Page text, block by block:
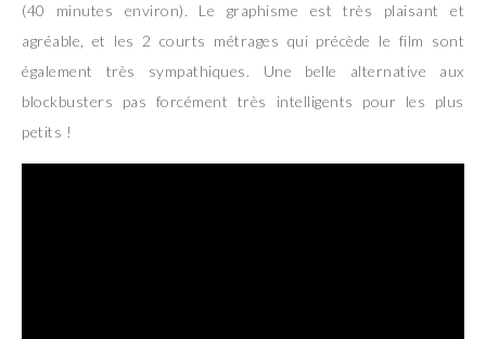
(40 minutes environ). Le graphisme est très plaisant et
agréable, et les 2 courts métrages qui précède le film sont
également très sympathiques. Une belle alternative aux
blockbusters pas forcément très intelligents pour les plus
petits !